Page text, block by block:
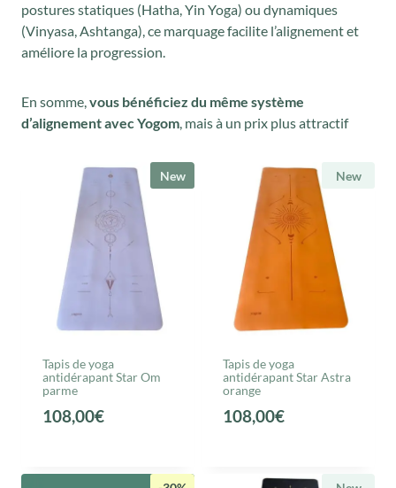
postures statiques (Hatha, Yin Yoga) ou dynamiques
(Vinyasa, Ashtanga), ce marquage facilite l’alignement et
améliore la progression.
En somme,vous bénéficiez du même système
d’alignement avec Yogom, mais à un prix plus attractif
New
Tapis de yoga
antidérapant Star Om
parme
108,00€
New
Tapis de yoga
antidérapant Star Astra
orange
108,00€